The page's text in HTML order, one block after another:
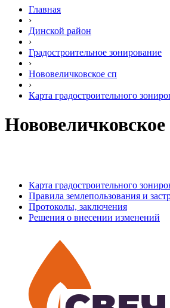
Главная
›
Динской район
›
Градостроительное зонирование
›
Нововеличковское сп
›
Карта градостроительного
Нововеличковское
Карта градостроительного
Правила землепользования и
Протоколы, заключения
Решения о внесении изменений